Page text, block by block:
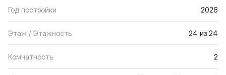
Год постройки 2026
Этаж / Этажность 24 из 24
Комнатность 2